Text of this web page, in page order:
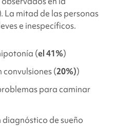
La mitad de las personas
e inespecíficos.
(el 41%)
convulsiones (20%))
para caminar
diagnóstico de sueño